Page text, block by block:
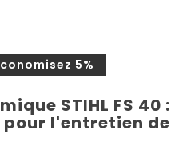
5%
STIHL FS 40 :
l'entretien de